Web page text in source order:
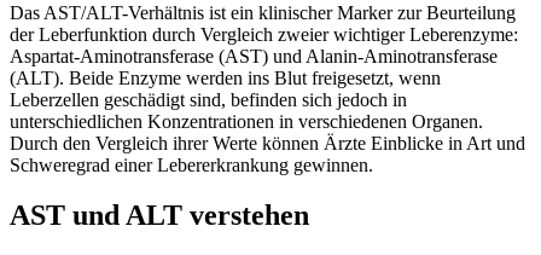
Das AST/ALT-Verhältnis ist ein klinischer Marker zur Beurteilung
der Leberfunktion durch Vergleich zweier wichtiger Leberenzyme:
Aspartat-Aminotransferase (AST) und Alanin-Aminotransferase
(ALT). Beide Enzyme werden ins Blut freigesetzt, wenn
Leberzellen geschädigt sind, befinden sich jedoch in
unterschiedlichen Konzentrationen in verschiedenen Organen.
Durch den Vergleich ihrer Werte können Ärzte Einblicke in Art und
Schweregrad einer Lebererkrankung gewinnen.
AST und ALT verstehen